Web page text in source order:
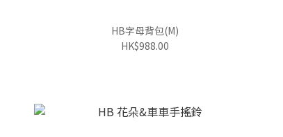
HB字母背包(M)
HK$988.00